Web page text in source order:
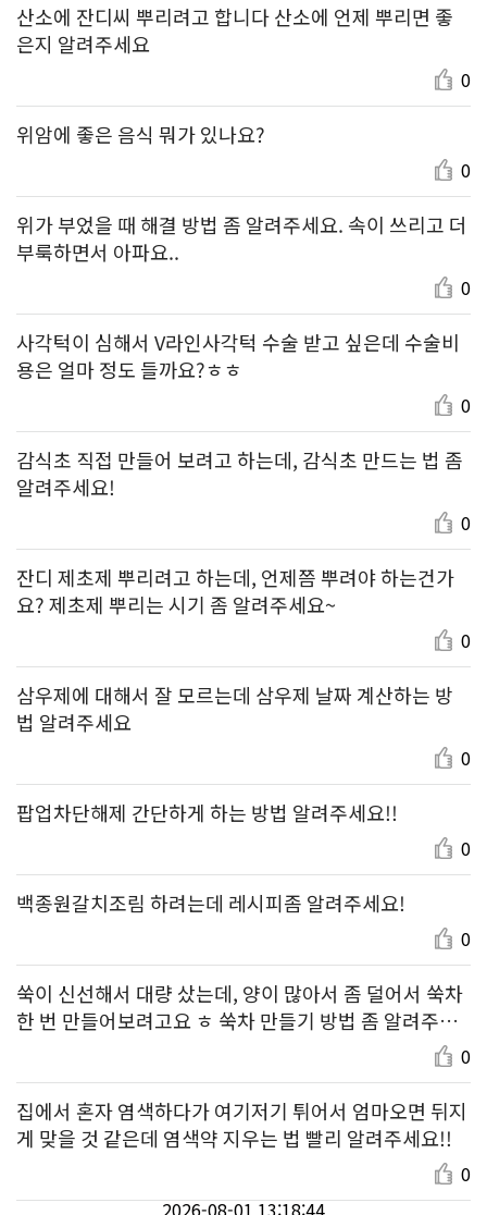
산소에 잔디씨 뿌리려고 합니다 산소에 언제 뿌리면 좋
은지 알려주세요
0
위암에 좋은 음식 뭐가 있나요?
0
위가 부었을 때 해결 방법 좀 알려주세요. 속이 쓰리고 더
부룩하면서 아파요..
0
사각턱이 심해서 V라인사각턱 수술 받고 싶은데 수술비
용은 얼마 정도 들까요?ㅎㅎ
0
감식초 직접 만들어 보려고 하는데, 감식초 만드는 법 좀
알려주세요!
0
잔디 제초제 뿌리려고 하는데, 언제쯤 뿌려야 하는건가
요? 제초제 뿌리는 시기 좀 알려주세요~
0
삼우제에 대해서 잘 모르는데 삼우제 날짜 계산하는 방
법 알려주세요
0
팝업차단해제 간단하게 하는 방법 알려주세요!!
0
백종원갈치조림 하려는데 레시피좀 알려주세요!
0
쑥이 신선해서 대량 샀는데, 양이 많아서 좀 덜어서 쑥차
한 번 만들어보려고요 ㅎ 쑥차 만들기 방법 좀 알려주세
0
집에서 혼자 염색하다가 여기저기 튀어서 엄마오면 뒤지
게 맞을 것 같은데 염색약 지우는 법 빨리 알려주세요!!
0
2026-08-01 13:18:44